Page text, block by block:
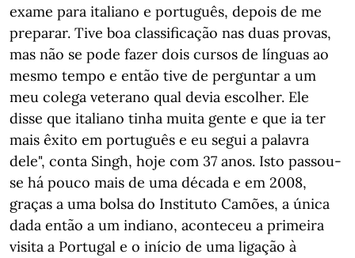
exame para italiano e português, depois de me
preparar. Tive boa classificação nas duas provas,
mas não se pode fazer dois cursos de línguas ao
mesmo tempo e então tive de perguntar a um
meu colega veterano qual devia escolher. Ele
disse que italiano tinha muita gente e que ia ter
mais êxito em português e eu segui a palavra
dele", conta Singh, hoje com 37 anos. Isto passou-
se há pouco mais de uma década e em 2008,
graças a uma bolsa do Instituto Camões, a única
dada então a um indiano, aconteceu a primeira
visita a Portugal e o início de uma ligação à